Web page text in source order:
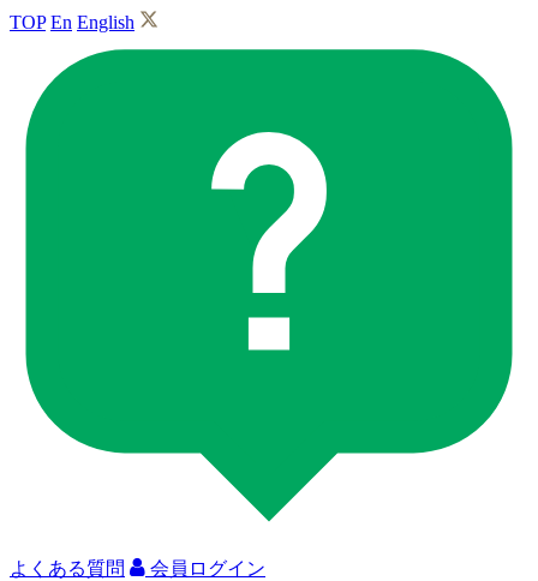
TOP En English
よくある質問 会員ログイン